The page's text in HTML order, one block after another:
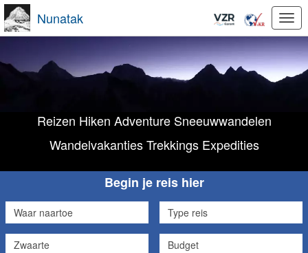
Nunatak
Reizen Hiken Adventure Sneeuwwandelen
Wandelvakanties Trekkings Expedities
Hike, wandel, treks en
expedities.
Begin je reis hier
Waar naartoe Type reis
Zwaarte Budget